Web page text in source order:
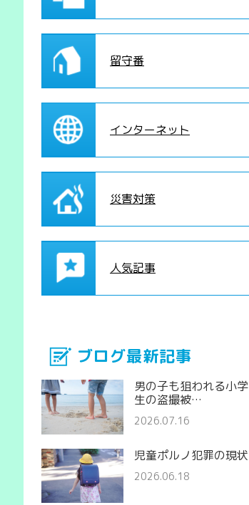
留守番
インターネット
災害対策
人気記事
ブログ最新記事
男の子も狙われる小学
生の盗撮被…
2026.07.16
児童ポルノ犯罪の現状
2026.06.18